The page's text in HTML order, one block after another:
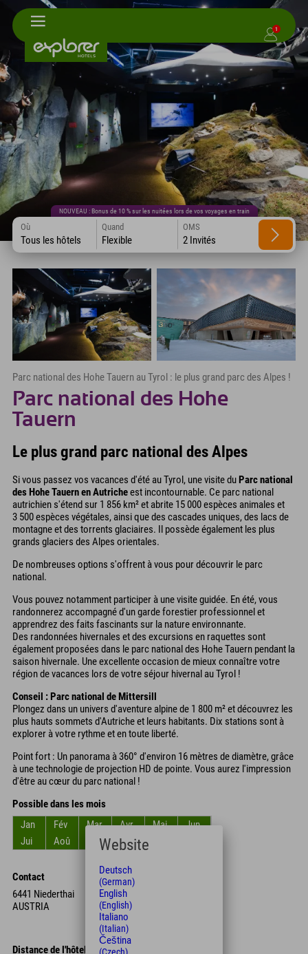
1
NOUVEAU : Bonus de 10 % sur les nuitées lors de vos voyages en train
Où
Tous les hôtels
Quand
Flexible
OMS
2 Invités
Parc national des Hohe Tauern au Tyrol : le plus grand parc des Alpes !
Parc national des Hohe
Tauern
Le plus grand parc national des Alpes
Si vous passez vos vacances d'été au Tyrol, une visite duParc national
des Hohe Tauern en Autricheest incontournable. Ce parc national
autrichien s'étend sur 1 856 km² et abrite 15 000 espèces animales et
3 500 espèces végétales, ainsi que des cascades uniques, des lacs de
montagne et des torrents glaciaires. Il possède également les plus
grands glaciers des Alpes orientales.
De nombreuses options s'offrent à vous pour découvrir le parc
national.
Vous pouvez notamment participer à une visite guidée. En été, vous
randonnerez accompagné d'un garde forestier professionnel et
apprendrez des faits fascinants sur la nature environnante.
Des randonnées hivernales et des excursions en raquettes sont
également proposées dans le parc national des Hohe Tauern pendant la
saison hivernale. Une excellente occasion de mieux connaître votre
région de vacances lors de votre séjour hivernal au Tyrol !
Conseil : Parc national de Mittersill
Plongez dans un univers d'aventure alpine de 1 800 m² et découvrez les
plus hauts sommets d'Autriche et leurs habitants. Dix stations sont à
explorer à votre rythme et en toute liberté.
Point fort : Un panorama à 360° d'environ 16 mètres de diamètre, grâce
à une technologie de projection HD de pointe. Vous aurez l'impression
d'être au cœur du parc national !
Possible dans les mois
Jan
Fév Mar Avr Mai
Jun
Jui
Aoû Sep Oct
Contact
6441 Niederthai
AUSTRIA
Distance de l'hôtel
Website
Deutsch
(German)
English
(English)
Italiano
(Italian)
Čeština